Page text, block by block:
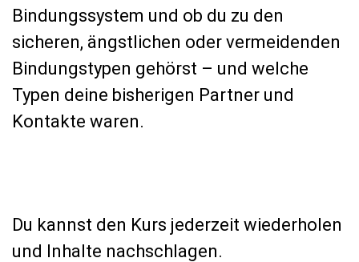
Bindungssystem und ob du zu den
sicheren, ängstlichen oder vermeidenden
Bindungstypen gehörst – und welche
Typen deine bisherigen Partner und
Kontakte waren.
Du kannst den Kurs jederzeit wiederholen
und Inhalte nachschlagen.